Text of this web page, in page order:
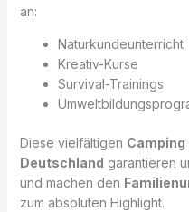
an:
Naturkundeunterricht
Kreativ-Kurse
Survival-Trainings
Diese vielfältigen
Deutschland garantieren
und machen den
zum absoluten Highlight.